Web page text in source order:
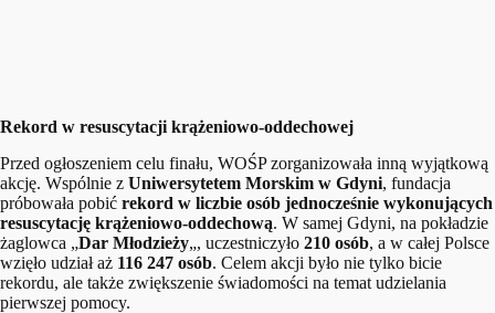
Rekord w resuscytacji krążeniowo-oddechowej
Przed ogłoszeniem celu finału, WOŚP zorganizowała inną wyjątkową
akcję. Wspólnie z Uniwersytetem Morskim w Gdyni, fundacja
próbowała pobić rekord w liczbie osób jednocześnie wykonujących
resuscytację krążeniowo-oddechową. W samej Gdyni, na pokładzie
żaglowca „Dar Młodzieży„, uczestniczyło 210 osób, a w całej Polsce
wzięło udział aż 116 247 osób. Celem akcji było nie tylko bicie
rekordu, ale także zwiększenie świadomości na temat udzielania
pierwszej pomocy.